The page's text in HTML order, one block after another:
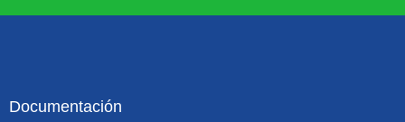
Documentación